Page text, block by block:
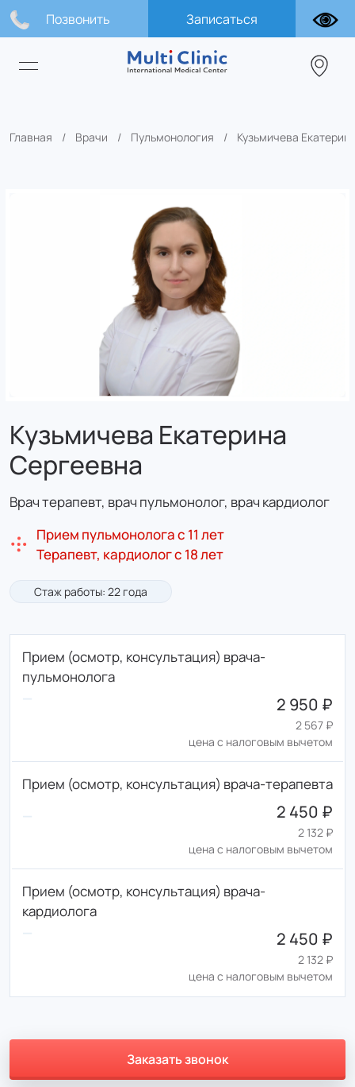
Позвонить Записаться
Главная Врачи Пульмонология Кузьмичева
Кузьмичева Екатерина
Сергеевна
Врач терапевт, врач пульмонолог, врач кардиолог
Прием пульмонолога с 11 лет
Терапевт, кардиолог с 18 лет
Стаж работы: 22 года
Прием (осмотр, консультация) врача-
пульмонолога
2 950 ₽
2 567 ₽
цена с налоговым вычетом
Прием (осмотр, консультация) врача-терапевта
2 450 ₽
2 132 ₽
цена с налоговым вычетом
Прием (осмотр, консультация) врача-
кардиолога
2 450 ₽
2 132 ₽
цена с налоговым вычетом
Заказать звонок